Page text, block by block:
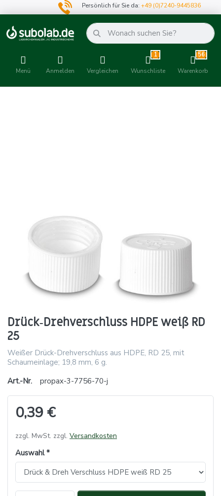
Persönlich für Sie da:+49 (0)7240-9445836
Menü Anmelden Vergleichen
1
Wunschliste
56
Warenkorb
Drück‑Drehverschluss HDPE weiß RD
25
Weißer Drück-Drehverschluss aus HDPE, RD 25, mit
Schaumeinlage; 19,8 mm, 6 g.
Art.-Nr.
propax-3-7756-70-j
0,39 €
zzgl. MwSt. zzgl. Versandkosten
Auswahl